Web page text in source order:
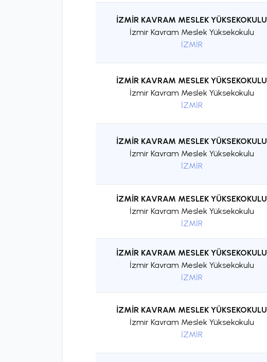
İZMİR KAVRAM MESLEK YÜKSEKOKULU
İzmir Kavram Meslek Yüksekokulu
İZMİR
İZMİR KAVRAM MESLEK YÜKSEKOKULU
İzmir Kavram Meslek Yüksekokulu
İZMİR
İZMİR KAVRAM MESLEK YÜKSEKOKULU
İzmir Kavram Meslek Yüksekokulu
İZMİR
İZMİR KAVRAM MESLEK YÜKSEKOKULU
İzmir Kavram Meslek Yüksekokulu
İZMİR
İZMİR KAVRAM MESLEK YÜKSEKOKULU
İzmir Kavram Meslek Yüksekokulu
İZMİR
İZMİR KAVRAM MESLEK YÜKSEKOKULU
İzmir Kavram Meslek Yüksekokulu
İZMİR